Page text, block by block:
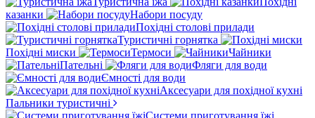
казанки
Набори посуду
Похідні столові прилади
Туристичні горнятка
Похідні миски
Термоси
Чайники
Пательні
Фляги для води
Ємності для води
Аксесуари для похідної кухні
Пальники туристичні
Системи приготування їжі